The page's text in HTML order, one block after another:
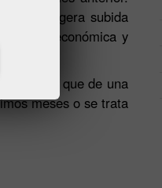
la ligera subida
económica y
más que de una
meses o se trata